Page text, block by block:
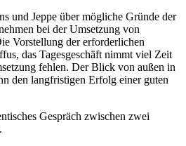
und Jeppe über mögliche Gründe der
bei der Umsetzung von
Vorstellung der erforderlichen
das Tagesgeschäft nimmt viel Zeit
fehlen. Der Blick von außen in
den langfristigen Erfolg einer guten
Gespräch zwischen zwei